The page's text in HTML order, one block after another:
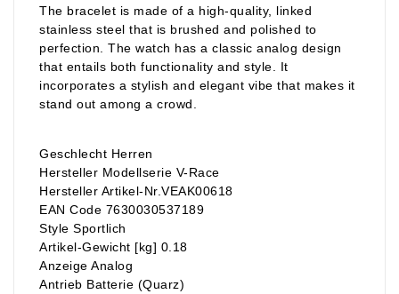
The bracelet is made of a high-quality, linked
stainless steel that is brushed and polished to
perfection. The watch has a classic analog design
that entails both functionality and style. It
incorporates a stylish and elegant vibe that makes it
stand out among a crowd.
Geschlecht Herren
Hersteller Modellserie V-Race
Hersteller Artikel-Nr.VEAK00618
EAN Code 7630030537189
Style Sportlich
Artikel-Gewicht [kg] 0.18
Anzeige Analog
Antrieb Batterie (Quarz)